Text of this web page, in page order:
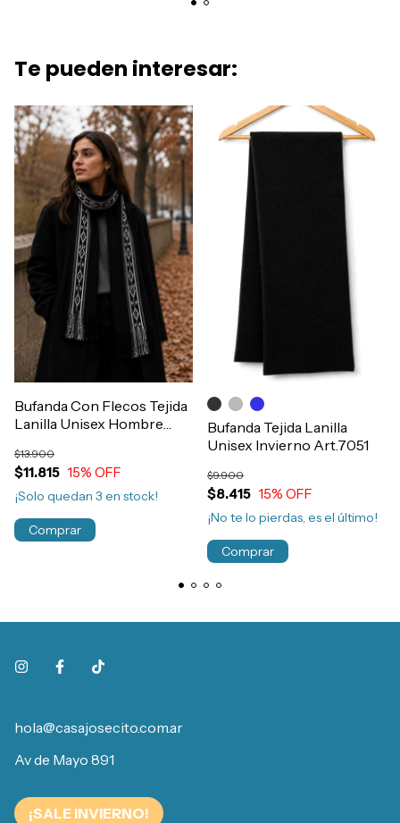
Te pueden interesar:
Bufanda Con Flecos Tejida
Lanilla Unisex Hombre
$11.815
$13.900
15% OFF
¡Solo quedan 3 en stock!
Comprar
Bufanda Tejida Lanilla
Unisex Invierno Art.7051
$8.415
$9.900
15% OFF
¡No te lo pierdas, es el último!
Comprar
hola@casajosecito.com.ar
Av de Mayo 891
¡SALE INVIERNO!